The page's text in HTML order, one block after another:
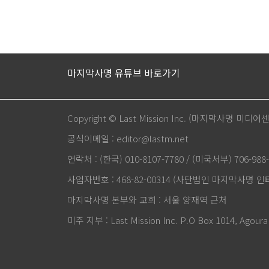
마지막사명 유튜브 바로가기
Copyright © Last Mission Inc. (마지막사명 미디어
공식이메일 : editor@lastm.net
연락처 : (한국) 010-8107-7780 / (미국서부) 706-
사업자번호 : 468-82-00314 (사단법인 마지막사명 인
마지막사명 본부와 교회 : 서울 양재역 근처
미주 지부 : Last Mission Inc. P.O Box 1014,